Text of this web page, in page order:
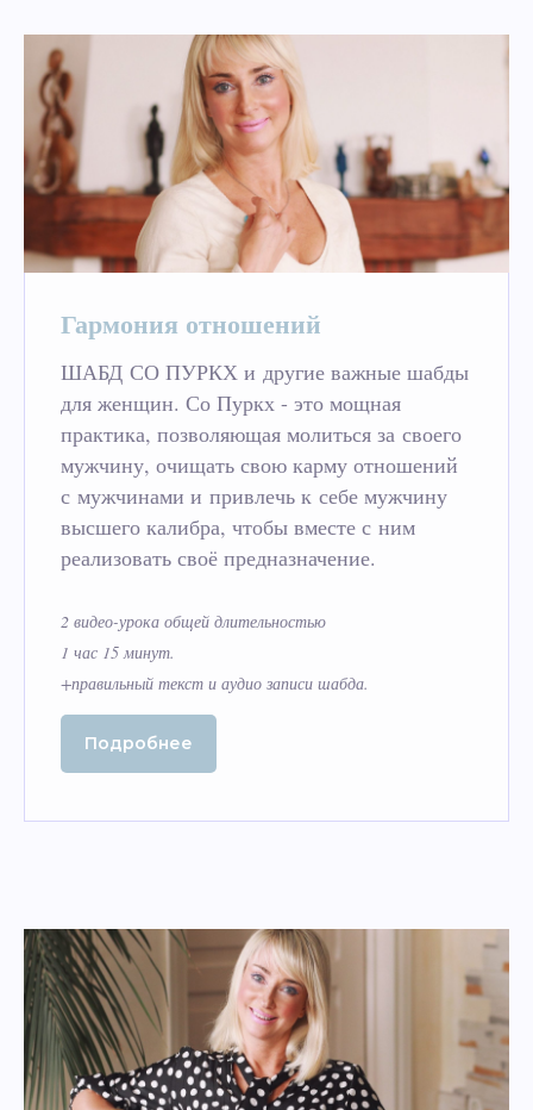
Гармония отношений
ШАБД СО ПУРКХ и другие важные шабды
для женщин. Со Пуркх - это мощная
практика, позволяющая молиться за своего
мужчину, очищать свою карму отношений
с мужчинами и привлечь к себе мужчину
высшего калибра, чтобы вместе с ним
реализовать своё предназначение.
2 видео-урока общей длительностью
1 час 15 минут.
+правильный текст и аудио записи шабда.
Подробнее